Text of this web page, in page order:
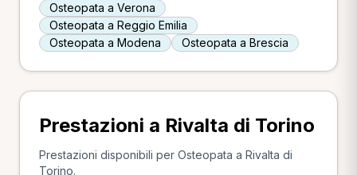
Osteopata a Verona
Osteopata a Reggio Emilia
Osteopata a Modena
Osteopata a Brescia
Prestazioni a Rivalta di Torino
Prestazioni disponibili per Osteopata a Rivalta di
Torino.